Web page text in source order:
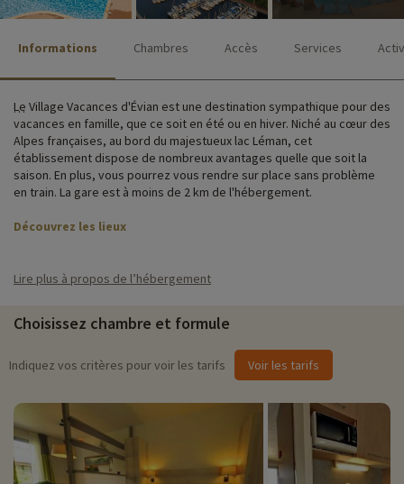
Informations Chambres Accès Services
Le Village Vacances d'Évian est une destination sympathique pour des
vacances en famille, que ce soit en été ou en hiver. Niché au cœur des
Alpes françaises, au bord du majestueux lac Léman, cet
établissement dispose de nombreux avantages quelle que soit la
saison. En plus, vous pourrez vous rendre sur place sans problème
en train. La gare est à moins de 2 km de l'hébergement.
Découvrez les lieux
services notamment un espace aquatique, un espace détente et
laverie.
Vous séjournerez dans un des studios et appartements du village
vacances pouvant aller jusqu'à 7 personnes, idéal pour les familles
confort dont vous avez besoin. De plus, tous disposent d'une
terrasse ou d'un balcon !
Activités famille sur place
Lire plus à propos de l’hébergement
Choisissez chambre et formule
Indiquez vos critères pour voir les tarifs Voir les tarifs